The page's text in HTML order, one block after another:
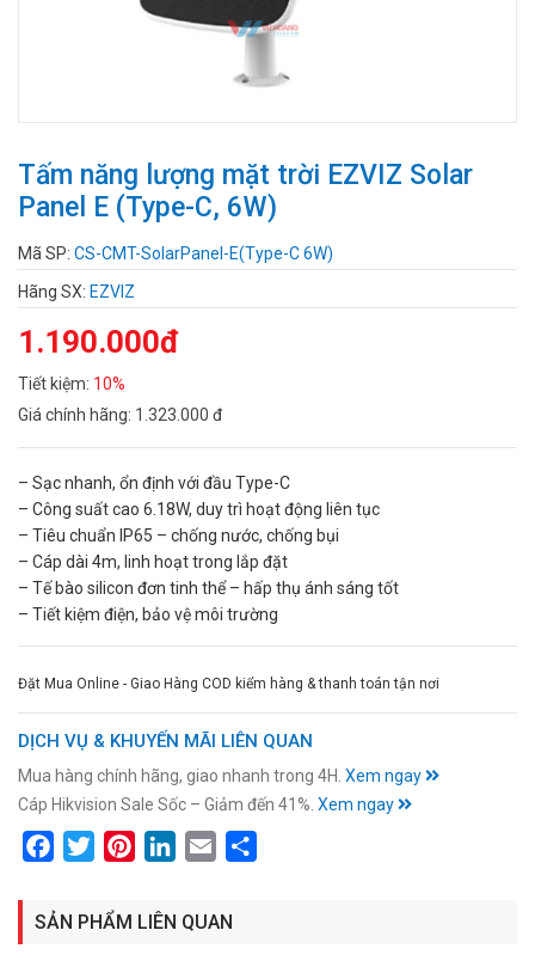
Tấm năng lượng mặt trời EZVIZ Solar
Panel E (Type-C, 6W)
Mã SP: CS-CMT-SolarPanel-E(Type-C 6W)
Hãng SX: EZVIZ
1.190.000đ
Tiết kiệm: 10%
Giá chính hãng: 1.323.000 đ
– Sạc nhanh, ổn định với đầu Type-C
– Công suất cao 6.18W, duy trì hoạt động liên tục
– Tiêu chuẩn IP65 – chống nước, chống bụi
– Cáp dài 4m, linh hoạt trong lắp đặt
– Tế bào silicon đơn tinh thể – hấp thụ ánh sáng tốt
– Tiết kiệm điện, bảo vệ môi trường
Đặt Mua Online - Giao Hàng COD kiểm hàng & thanh toán tận nơi
DỊCH VỤ & KHUYẾN MÃI LIÊN QUAN
Mua hàng chính hãng, giao nhanh trong 4H. Xem ngay
Cáp Hikvision Sale Sốc – Giảm đến 41%. Xem ngay
FacebookTwitterPinterestLinkedIn
Email
SẢN PHẨM LIÊN QUAN